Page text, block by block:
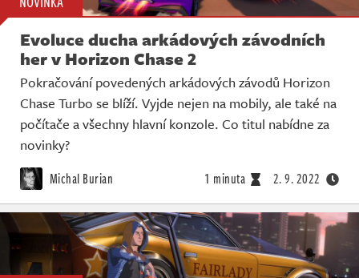
Evoluce ducha arkádových závodních
her v Horizon Chase 2
Pokračování povedených arkádových závodů Horizon
Chase Turbo se blíží. Vyjde nejen na mobily, ale také na
počítače a všechny hlavní konzole. Co titul nabídne za
novinky?
Michal Burian 1 minuta 2. 9. 2022